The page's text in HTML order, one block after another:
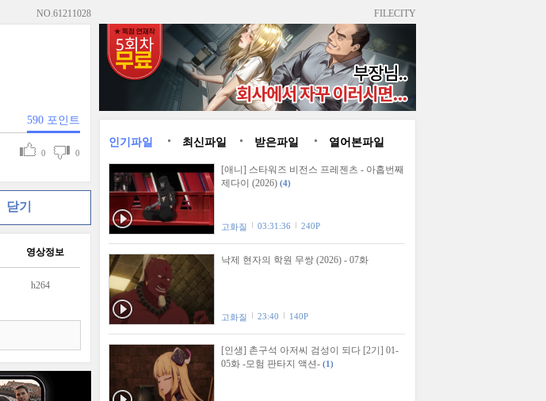
NO.61211028
590 포인트
0 0
닫기
영상정보
h264
FILECITY
인기파일 최신파일 받은파일 열어본파일
[애니] 스타워즈 비전스 프레젠츠 - 아홉번째
제다이 (2026) (4)
고화질 03:31:36 240P
낙제 현자의 학원 무쌍 (2026) - 07화
고화질 23:40 140P
[인생] 촌구석 아저씨 검성이 되다 [2기] 01-
05화 -모험 판타지 액션- (1)